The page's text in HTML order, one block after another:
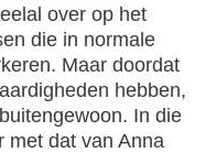
over op het
die in normale
Maar doordat
hebben,
In die
met dat van Anna